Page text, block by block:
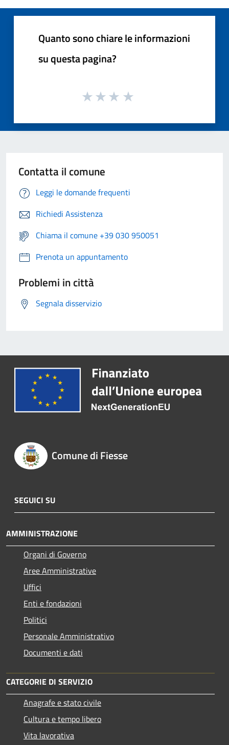
Quanto sono chiare le informazioni
su questa pagina?
Contatta il comune
Leggi le domande frequenti
Richiedi Assistenza
Chiama il comune +39 030 950051
Prenota un appuntamento
Problemi in città
Segnala disservizio
Comune di Fiesse
SEGUICI SU
AMMINISTRAZIONE
Organi di Governo
Aree Amministrative
Uffici
Enti e fondazioni
Politici
Personale Amministrativo
Documenti e dati
CATEGORIE DI SERVIZIO
Anagrafe e stato civile
Cultura e tempo libero
Vita lavorativa